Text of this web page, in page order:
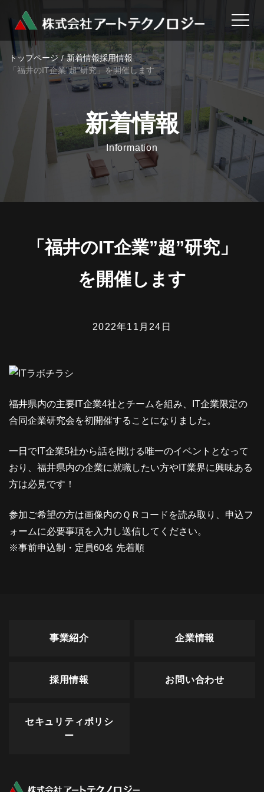
トップページ 新着情報採用情報
「福井のIT企業”超”研究」を開催します
新着情報
Information
「福井のIT企業”超”研究」
を開催します
2022年11月24日
福井県内の主要IT企業4社とチームを組み、IT企業限定の
合同企業研究会を初開催することになりました。
一日でIT企業5社から話を聞ける唯一のイベントとなって
おり、福井県内の企業に就職したい方やIT業界に興味ある
方は必見です！
参加ご希望の方は画像内のＱＲコードを読み取り、申込フ
ォームに必要事項を入力し送信してください。
※事前申込制・定員60名 先着順
事業紹介 企業情報
採用情報 お問い合わせ
セキュリティポリシ
ー